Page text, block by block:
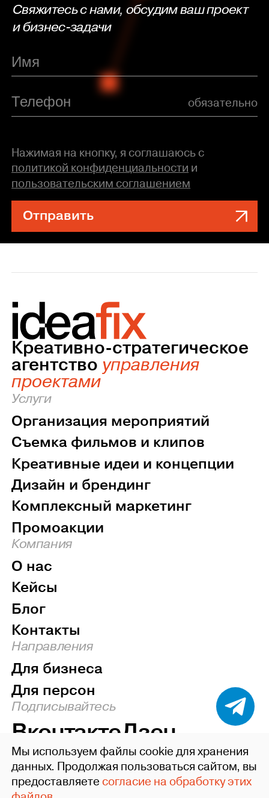
Свяжитесь с нами, обсудим ваш проект
и бизнес-задачи
обязательно
Нажимая на кнопку, я соглашаюсь с
политикой конфиденциальностии
пользовательским соглашением
Отправить
Креативно-стратегическое
агентство управления
проектами
Услуги
Организация мероприятий
Съемка фильмов и клипов
Креативные идеи и концепции
Дизайн и брендинг
Комплексный маркетинг
Промоакции
Компания
О нас
Кейсы
Блог
Контакты
Направления
Для бизнеса
Для персон
Подписывайтесь
ВконтактеДзен
Наверх
©2004-26 ideafixgroup
Мы используем файлы cookie для хранения
данных. Продолжая пользоваться сайтом, вы
предоставляетесогласие на обработку этих